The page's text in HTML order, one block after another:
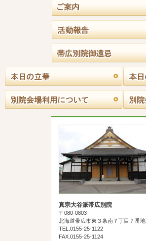
真宗大谷派帯広別院
〒080-0803
北海道帯広市東３条南７丁目７番地
TEL.0155-25-1122
FAX.0155-25-1124